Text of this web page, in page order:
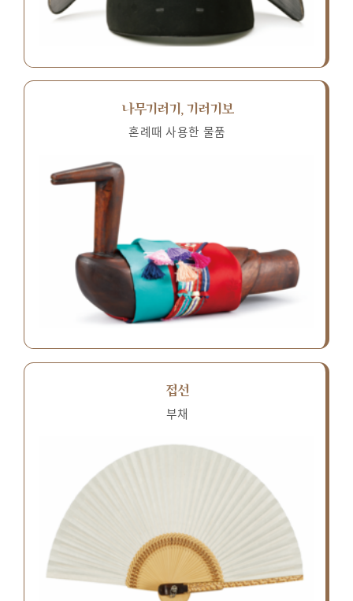
나무기러기, 기러기보
혼례때 사용한 물품
접선
부채